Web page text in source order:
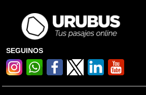
SEGUINOS